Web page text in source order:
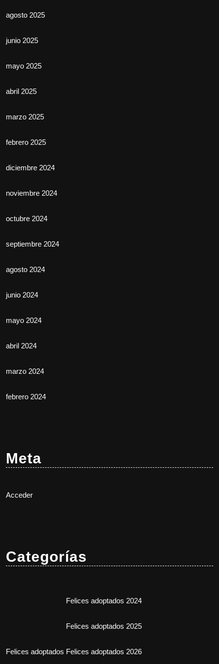
agosto 2025
junio 2025
mayo 2025
abril 2025
marzo 2025
febrero 2025
diciembre 2024
noviembre 2024
octubre 2024
septiembre 2024
agosto 2024
junio 2024
mayo 2024
abril 2024
marzo 2024
febrero 2024
Meta
Acceder
Categorías
Felices adoptados
Felices adoptados 2024
Felices adoptados 2025
Felices adoptados 2026